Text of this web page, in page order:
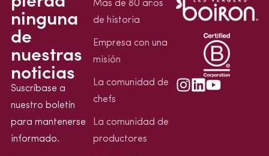
ninguna
de
nuestras
noticias
Suscríbase a
nuestro boletín
para mantenerse
informado.
Más de 80 años
de historia
Empresa con una
misión
La comunidad de
chefs
La comunidad de
productores